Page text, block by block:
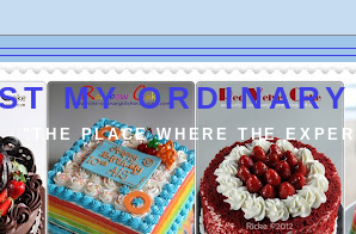
MY
"THE PLACE WHERE THE